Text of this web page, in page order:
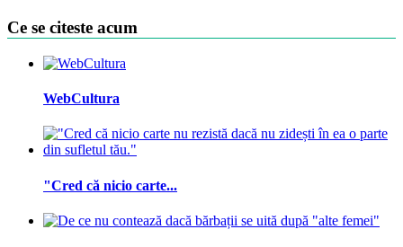
Ce se citeste acum
WebCultura
"Cred că nicio carte...